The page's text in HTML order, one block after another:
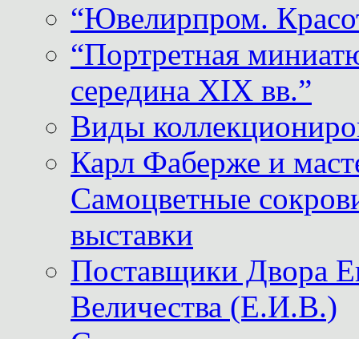
“Ювелирпром.
“Портретная
середина XIX вв.”
Виды
Карл Фаберже и
Самоцветные
выставки
Поставщики
Величества (Е.И.В.)